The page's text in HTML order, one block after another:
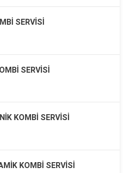
SERVISI
SERVISI
KOMBI SERVISI
KOMBI SERVISI